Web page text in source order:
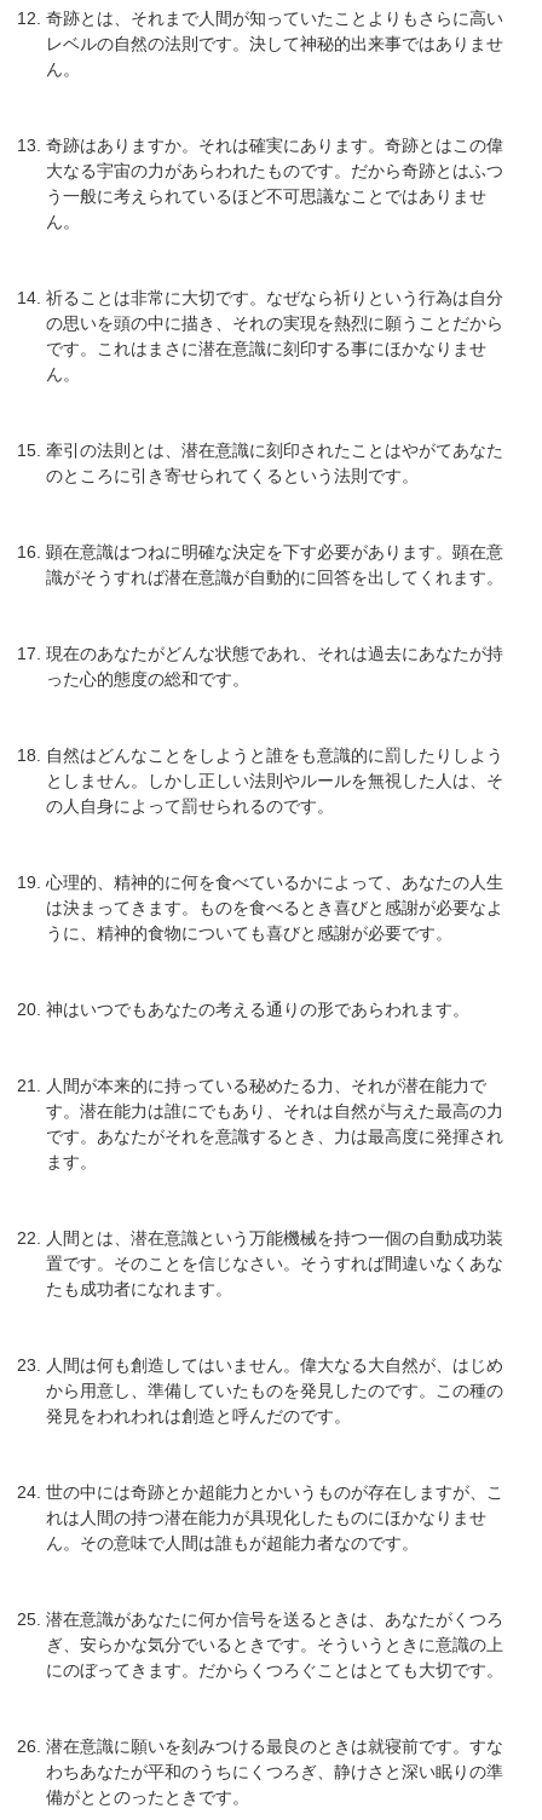
奇跡とは、それまで人間が知っていたことよりもさらに高い
レベルの自然の法則です。決して神秘的出来事ではありませ
ん。
奇跡はありますか。それは確実にあります。奇跡とはこの偉
大なる宇宙の力があらわれたものです。だから奇跡とはふつ
う一般に考えられているほど不可思議なことではありませ
ん。
祈ることは非常に大切です。なぜなら祈りという行為は自分
の思いを頭の中に描き、それの実現を熱烈に願うことだから
です。これはまさに潜在意識に刻印する事にほかなりませ
ん。
牽引の法則とは、潜在意識に刻印されたことはやがてあなた
のところに引き寄せられてくるという法則です。
顕在意識はつねに明確な決定を下す必要があります。顕在意
識がそうすれば潜在意識が自動的に回答を出してくれます。
現在のあなたがどんな状態であれ、それは過去にあなたが持
った心的態度の総和です。
自然はどんなことをしようと誰をも意識的に罰したりしよう
としません。しかし正しい法則やルールを無視した人は、そ
の人自身によって罰せられるのです。
心理的、精神的に何を食べているかによって、あなたの人生
は決まってきます。ものを食べるとき喜びと感謝が必要なよ
うに、精神的食物についても喜びと感謝が必要です。
神はいつでもあなたの考える通りの形であらわれます。
人間が本来的に持っている秘めたる力、それが潜在能力で
す。潜在能力は誰にでもあり、それは自然が与えた最高の力
です。あなたがそれを意識するとき、力は最高度に発揮され
ます。
人間とは、潜在意識という万能機械を持つ一個の自動成功装
置です。そのことを信じなさい。そうすれば間違いなくあな
たも成功者になれます。
人間は何も創造してはいません。偉大なる大自然が、はじめ
から用意し、準備していたものを発見したのです。この種の
発見をわれわれは創造と呼んだのです。
世の中には奇跡とか超能力とかいうものが存在しますが、こ
れは人間の持つ潜在能力が具現化したものにほかなりませ
ん。その意味で人間は誰もが超能力者なのです。
潜在意識があなたに何か信号を送るときは、あなたがくつろ
ぎ、安らかな気分でいるときです。そういうときに意識の上
にのぼってきます。だからくつろぐことはとても大切です。
潜在意識に願いを刻みつける最良のときは就寝前です。すな
わちあなたが平和のうちにくつろぎ、静けさと深い眠りの準
備がととのったときです。